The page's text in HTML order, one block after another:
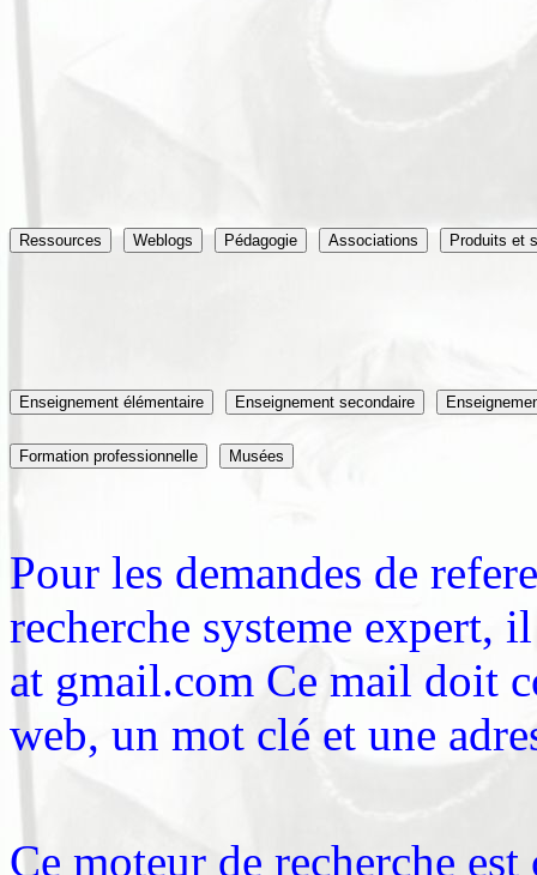
Pour les demandes de
recherche systeme expert,
at gmail.com Ce mail doit
web, un mot clé et une
Ce moteur de recherche